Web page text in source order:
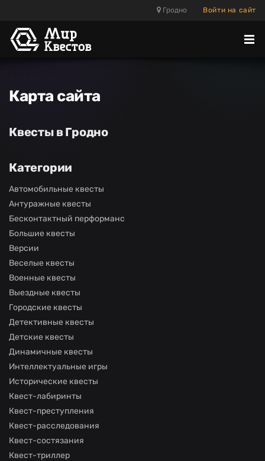
Гродно Войти на сайт
Карта сайта
Квесты в Гродно
Категории
Автомобильные квесты
Антуражные квесты
Бесконтактный перформанс
Большие квесты
Версии
Веселые квесты
Военные квесты
Выездные квесты
Городские квесты
Детективные квесты
Детские квесты
Динамичные квесты
Интеллектуальные игры
Исторические квесты
Квест-лабиринты
Квест-преступления
Квест-расследования
Квест-состязания
Квест-триллер